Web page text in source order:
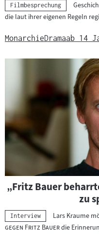
a
l
:
Kategorie:
Filmbesprechung
die laut ihrer eigenen Regeln
MonarchieDramaab 14
„Fritz Bauer
zu
Kategorie:
Interview Lars Kraume
gegen Fritz Bauer"die